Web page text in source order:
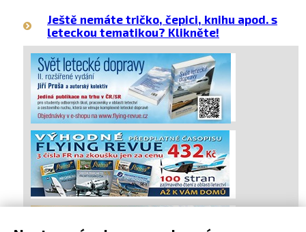
Ještě nemáte tričko, čepici, knihu apod. s
leteckou tematikou? Klikněte!